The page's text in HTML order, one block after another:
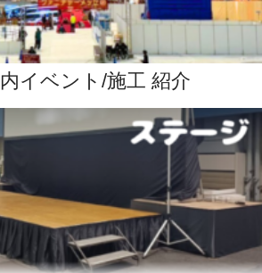
イベント/施工 紹介